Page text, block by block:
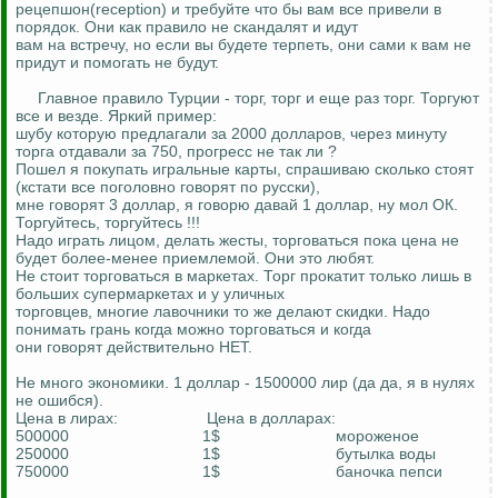
рецепшон(reception) и требуйте что бы вам все привели в
порядок. Они как правило не скандалят и идут
вам на встречу, но если вы будете терпеть, они сами к вам не
придут и помогать не будут.
Главное правило Турции - торг, торг и еще раз торг. Торгуют
все и везде. Яркий пример:
шубу которую предлагали за 2000 долларов, через минуту
торга отдавали за 750, прогресс не так ли ?
Пошел я покупать игральные карты, спрашиваю сколько стоят
(кстати все поголовно говорят по русски),
мне говорят 3 доллар, я говорю давай 1 доллар, ну мол ОК.
Торгуйтесь, торгуйтесь !!!
Надо играть лицом, делать жесты, торговаться пока цена не
будет более-менее приемлемой. Они это любят.
Не стоит торговаться в маркетах. Торг прокатит только лишь в
больших супермаркетах и у уличных
торговцев, многие лавочники то же делают скидки. Надо
понимать грань когда можно торговаться и когда
они говорят действительно НЕТ.
Не много экономики. 1 доллар - 1500000 лир (да да, я в нулях
не ошибся).
Цена в лирах: Цена в долларах:
500000 1$ мороженое
250000 1$ бутылка воды
750000 1$ баночка пепси